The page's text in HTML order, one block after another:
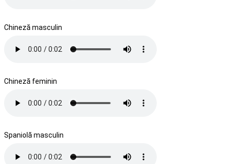
Chineză masculin
Chineză feminin
Spaniolă masculin